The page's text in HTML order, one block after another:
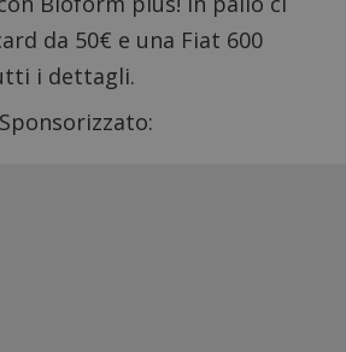
da 50€ e una Fiat 600
i dettagli.
Sponsorizzato: